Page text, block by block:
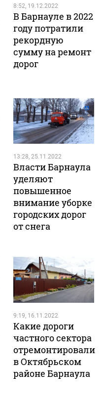
8:52, 19.12.2022
В Барнауле в 2022
году потратили
рекордную
сумму на ремонт
дорог
13:28, 25.11.2022
Власти Барнаула
уделяют
повышенное
внимание уборке
городских дорог
от снега
9:19, 16.11.2022
Какие дороги
частного сектора
отремонтировали
в Октябрьском
районе Барнаула